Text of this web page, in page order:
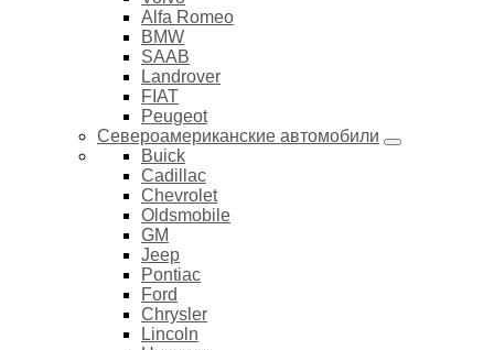
Alfa Romeo
BMW
SAAB
Landrover
FIAT
Peugeot
Североамериканские автомобили
Buick
Cadillac
Chevrolet
Oldsmobile
GM
Jeep
Pontiac
Ford
Chrysler
Lincoln